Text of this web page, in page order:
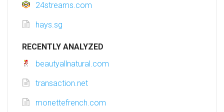
24streams.com
hays.sg
RECENTLY ANALYZED
beautyallnatural.com
transaction.net
monettefrench.com